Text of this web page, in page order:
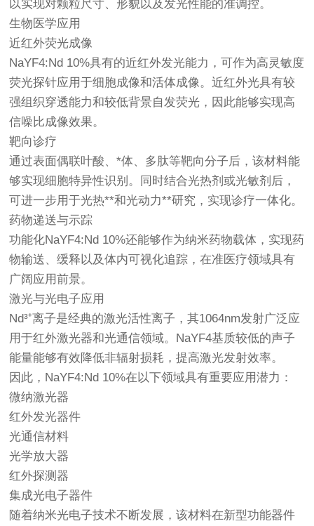
以实现对颗粒尺寸、形貌以及发光性能的准调控。
生物医学应用
近红外荧光成像
NaYF4:Nd 10%具有的近红外发光能力，可作为高灵敏度
荧光探针应用于细胞成像和活体成像。近红外光具有较
强组织穿透能力和较低背景自发荧光，因此能够实现高
信噪比成像效果。
靶向诊疗
通过表面偶联叶酸、*体、多肽等靶向分子后，该材料能
够实现细胞特异性识别。同时结合光热剂或光敏剂后，
可进一步用于光热**和光动力**研究，实现诊疗一体化。
药物递送与示踪
功能化NaYF4:Nd 10%还能够作为纳米药物载体，实现药
物输送、缓释以及体内可视化追踪，在准医疗领域具有
广阔应用前景。
激光与光电子应用
Nd³⁺离子是经典的激光活性离子，其1064nm发射广泛应
用于红外激光器和光通信领域。NaYF4基质较低的声子
能量能够有效降低非辐射损耗，提高激光发射效率。
因此，NaYF4:Nd 10%在以下领域具有重要应用潜力：
微纳激光器
红外发光器件
光通信材料
光学放大器
红外探测器
集成光电子器件
随着纳米光电子技术不断发展，该材料在新型功能器件